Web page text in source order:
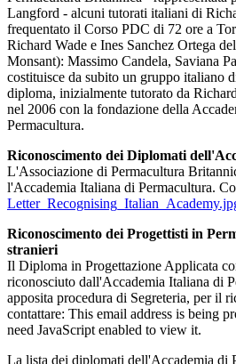
Langford - alcuni tutorati italiani di
frequentato il Corso PDC di 72 ore a
Richard Wade e Ines Sanchez Ortega
Monsant): Massimo Candela, Saviana
costituisce da subito un gruppo italiano
diploma, inizialmente tutorato da
nel 2006 con la fondazione della
Permacultura.
Riconoscimento dei Diplomati
L'Associazione di Permacultura
l'Accademia Italiana di Permacultura.
Riconoscimento dei Progettisti in
stranieri
Il Diploma in Progettazione Applicata
riconosciuto dall'Accademia Italiana di
apposita procedura di Segreteria, per il
contattare: This email address is being
need JavaScript enabled to view it.
La lista dei diplomati dell'Accademia di